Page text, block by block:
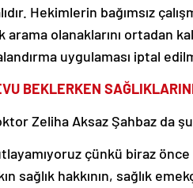
Hekimlerin bağımsız
olanaklarını ortadan
uygulaması iptal
BEKLERKEN
Zeliha Aksaz Şahbaz da
çünkü biraz
sağlık hakkının, sağlık